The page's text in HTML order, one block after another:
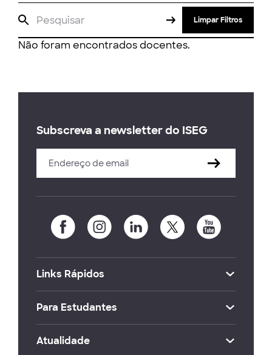
Limpar Filtros
Não foram encontrados docentes.
Subscreva a newsletter do ISEG
Links Rápidos
Para Estudantes
Atualidade